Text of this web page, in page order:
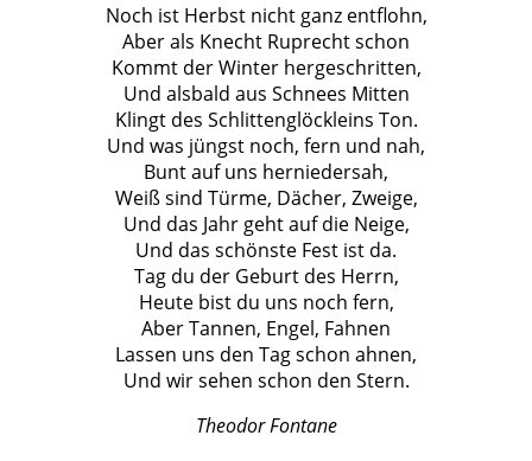
Noch ist Herbst nicht ganz entflohn,
Aber als Knecht Ruprecht schon
Kommt der Winter hergeschritten,
Und alsbald aus Schnees Mitten
Klingt des Schlittenglöckleins Ton.
Und was jüngst noch, fern und nah,
Bunt auf uns herniedersah,
Weiß sind Türme, Dächer, Zweige,
Und das Jahr geht auf die Neige,
Und das schönste Fest ist da.
Tag du der Geburt des Herrn,
Heute bist du uns noch fern,
Aber Tannen, Engel, Fahnen
Lassen uns den Tag schon ahnen,
Und wir sehen schon den Stern.
Theodor Fontane